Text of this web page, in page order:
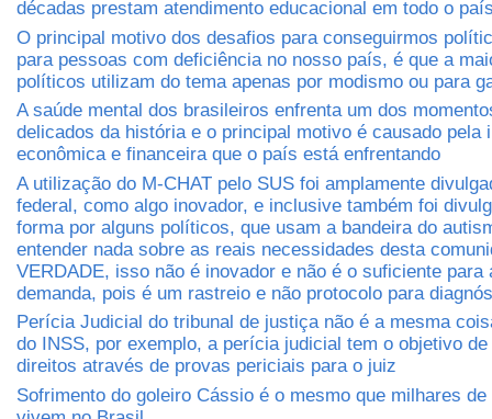
décadas prestam atendimento educacional em todo o
O principal motivo dos desafios para conseguirmos
para pessoas com deficiência no nosso país, é que a
políticos utilizam do tema apenas por modismo ou para
A saúde mental dos brasileiros enfrenta um dos
delicados da história e o principal motivo é causado pela
econômica e financeira que o país está enfrentando
A utilização do M-CHAT pelo SUS foi amplamente
federal, como algo inovador, e inclusive também foi
forma por alguns políticos, que usam a bandeira do
entender nada sobre as reais necessidades desta
VERDADE, isso não é inovador e não é o suficiente para
demanda, pois é um rastreio e não protocolo para
Perícia Judicial do tribunal de justiça não é a mesma
do INSS, por exemplo, a perícia judicial tem o objetivo
direitos através de provas periciais para o juiz
Sofrimento do goleiro Cássio é o mesmo que milhares